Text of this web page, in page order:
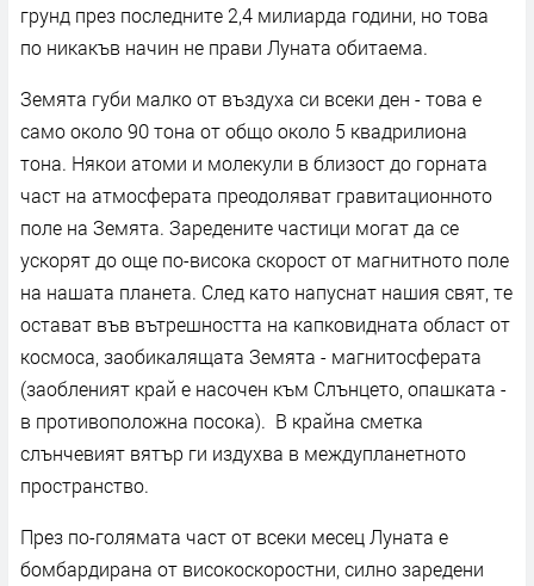
грунд през последните 2,4 милиарда години, но това
по никакъв начин не прави Луната обитаема.
Земята губи малко от въздуха си всеки ден - това е
само около 90 тона от общо около 5 квадрилиона
тона. Някои атоми и молекули в близост до горната
част на атмосферата преодоляват гравитационното
поле на Земята. Заредените частици могат да се
ускорят до още по-висока скорост от магнитното поле
на нашата планета. След като напуснат нашия свят, те
остават във вътрешността на капковидната област от
космоса, заобикалящата Земята - магнитосферата
(заобленият край е насочен към Слънцето, опашката -
в противоположна посока). В крайна сметка
слънчевият вятър ги издухва в междупланетното
пространство.
През по-голямата част от всеки месец Луната е
бомбардирана от високоскоростни, силно заредени